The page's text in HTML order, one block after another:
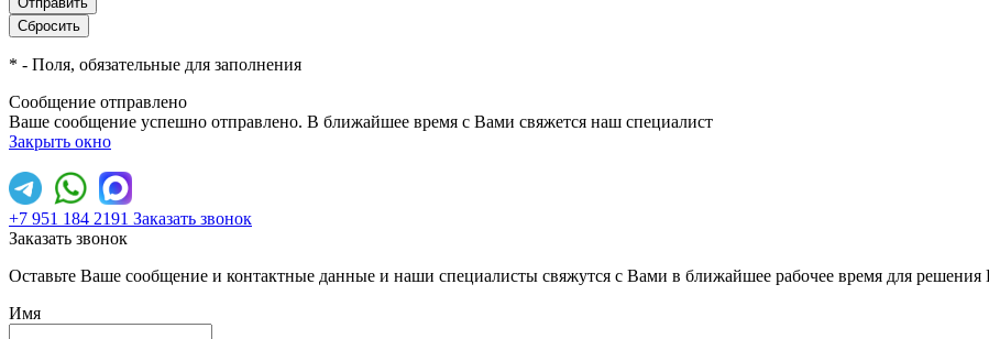
* - Поля, обязательные для заполнения
Сообщение отправлено
Ваше сообщение успешно отправлено. В ближайшее время с Вами свяжется наш специалист
Закрыть окно
+7 951 184 2191 Заказать звонок
Заказать звонок
Оставьте Ваше сообщение и контактные данные и наши специалисты свяжутся с Вами в ближайшее рабочее время для решения
Имя